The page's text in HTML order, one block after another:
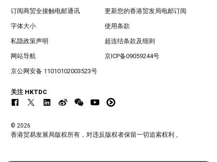
订阅商贸全接触电邮通讯 更新您的香港贸发局电邮订阅
字体大小 使用条款
私隐政策声明 超连结条款及细则
网站导航 京ICP备09059244号
京公网安备 11010102003523号
关注 HKTDC
© 2026
香港贸易发展局版权所有，对违反版权者保留一切追索权利 。